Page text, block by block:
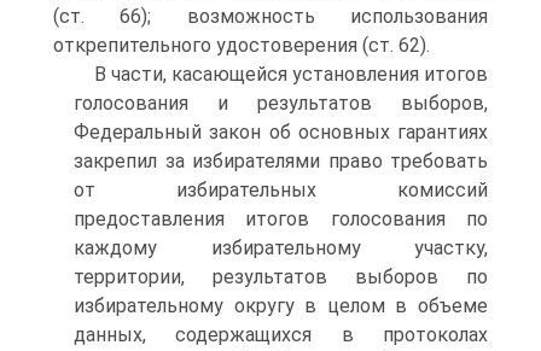
(ст. 66); возможность использования
открепительного удостоверения (ст. 62).
В части, касающейся установления итогов
голосования и результатов выборов,
Федеральный закон об основных гарантиях
закрепил за избирателями право требовать
от избирательных комиссий
предоставления итогов голосования по
каждому избирательному участку,
территории, результатов выборов по
избирательному округу в целом в объеме
данных, содержащихся в протоколах